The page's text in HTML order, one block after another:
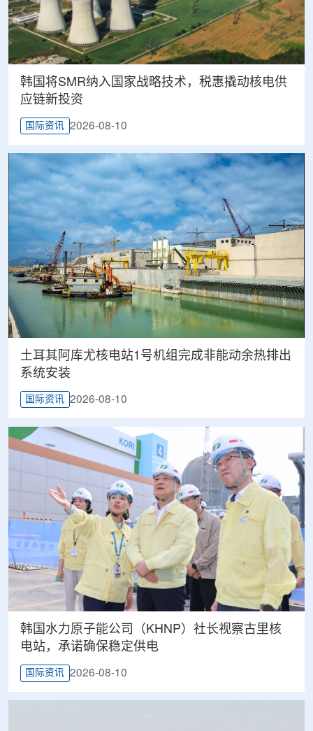
韩国将SMR纳入国家战略技术，税惠撬动核电供
应链新投资
国际资讯 2026-08-10
土耳其阿库尤核电站1号机组完成非能动余热排出
系统安装
国际资讯 2026-08-10
韩国水力原子能公司（KHNP）社长视察古里核
电站，承诺确保稳定供电
国际资讯 2026-08-10